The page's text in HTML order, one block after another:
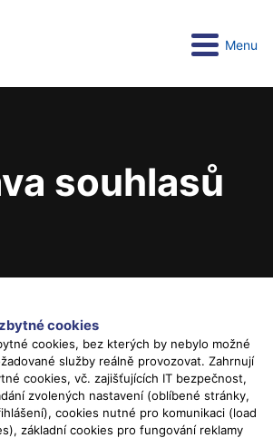
Menu
souhlasů
cookies
cookies, bez kterých by nebylo možné
služby reálně provozovat. Zahrnují
cookies, vč. zajišťujících IT bezpečnost,
zvolených nastavení (oblíbené stránky,
cookies nutné pro komunikaci (load
základní cookies pro fungování reklamy